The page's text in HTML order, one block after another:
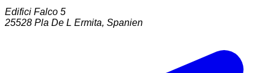
Edifici Falco 5
25528 Pla De L Ermita, Spanien